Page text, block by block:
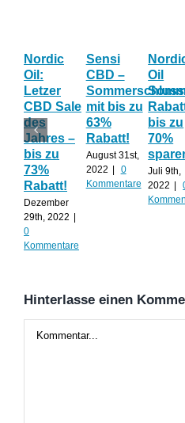
Nordic
Oil:
Letzer
CBD Sale
des
Jahres –
bis zu
73%
Rabatt!
Dezember
29th, 2022
0
Kommentare
Sensi
CBD –
mit bis zu
63%
Rabatt!
August 31st,
2022
0
Kommentare
Oil
bis zu
70%
Juli 9th,
2022
Hinterlasse einen